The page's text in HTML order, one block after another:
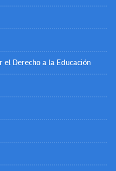
el Derecho a la Educación